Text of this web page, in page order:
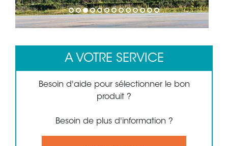
1 2 3 4 5 6 7 8 9 10111213
A VOTRE SERVICE
Besoin d'aide pour sélectionner le bon
produit ?
Besoin de plus d'information ?